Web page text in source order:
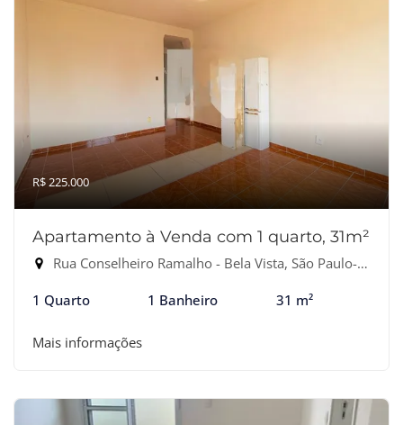
R$ 225.000
Apartamento à Venda com 1 quarto, 31m²
Rua Conselheiro Ramalho - Bela Vista, São Paulo-SP
1 Quarto 1 Banheiro 31 m²
Mais informações